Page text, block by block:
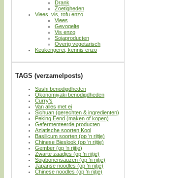
Drank
Zoetigheden
Vlees, vis, tofu enzo
Vlees
Gevogelte
Vis enzo
Sojaproducten
Overig vegetarisch
Keukengerei, kennis enzo
TAGS (verzamelposts)
Sushi benodigdheden
Okonomiyaki benodigdheden
Curry’s
Van alles met ei
Sichuan (gerechten & ingredienten)
Peking Eend (maken of kopen)
Gefermenteerde producten
Aziatische soorten Kool
Basilicum soorten (op ’n rijtje)
Chinese Bieslook (op ’n rijtje)
Gember (op ’n rijtje)
Zwarte zaadjes (op ’n rijtje)
Sojabonensauzen (op ’n rijtje)
Japanse noodles (op ’n rijtje)
Chinese noodles (op ’n rijtje)